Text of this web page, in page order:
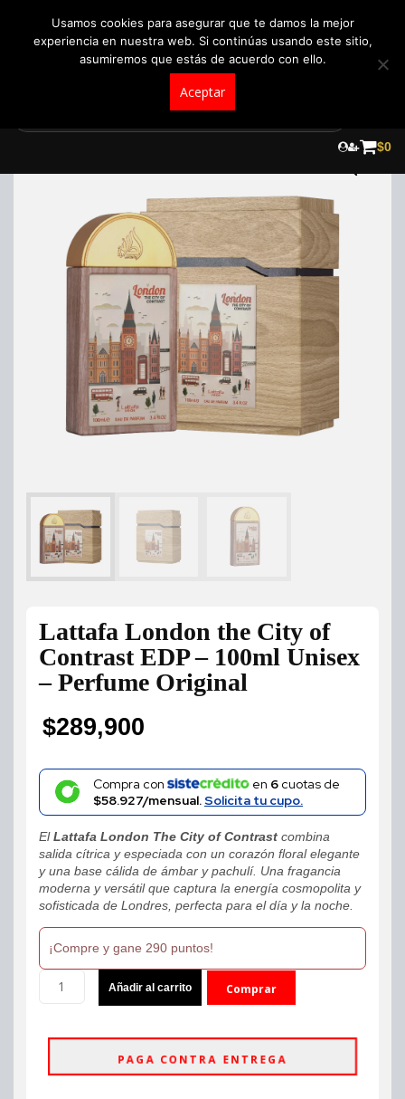
$0
Lattafa London the City of
Contrast EDP – 100ml Unisex
– Perfume Original
$289,900
Compra con en 6cuotas de
$58.927/mensual.Solicita tu cupo.
ElLattafa London The City of Contrast combina
salida cítrica y especiada con un corazón floral elegante
y una base cálida de ámbar y pachulí. Una fragancia
moderna y versátil que captura la energía cosmopolita y
sofisticada de Londres, perfecta para el día y la noche.
¡Compre y gane 290 puntos!
London
EDP
Añadir al carrito Comprar
PAGA CONTRA ENTREGA
Usamos cookies para asegurar que te damos la mejor
experiencia en nuestra web. Si continúas usando este sitio,
asumiremos que estás de acuerdo con ello.
Aceptar